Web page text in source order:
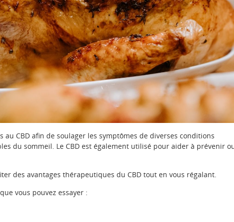
CBD afin de soulager les symptômes de diverses conditions
du sommeil. Le CBD est également utilisé pour aider à prévenir
des avantages thérapeutiques du CBD tout en vous régalant.
vous pouvez essayer :